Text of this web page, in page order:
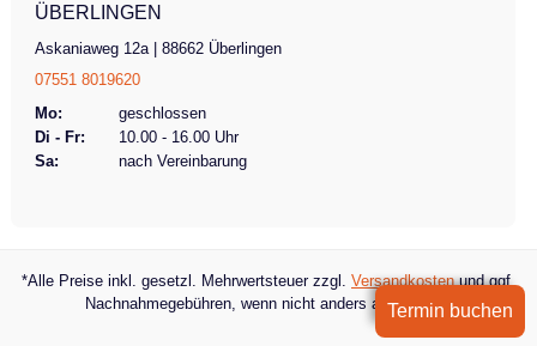
Termin buchen
ÜBERLINGEN
Askaniaweg 12a | 88662 Überlingen
07551 8019620
Mo:
geschlossen
Di - Fr:
10.00 - 16.00 Uhr
Sa:
nach Vereinbarung
*Alle Preise inkl. gesetzl. Mehrwertsteuer zzgl. Versandkostenund ggf.
Nachnahmegebühren, wenn nicht anders angegeben.